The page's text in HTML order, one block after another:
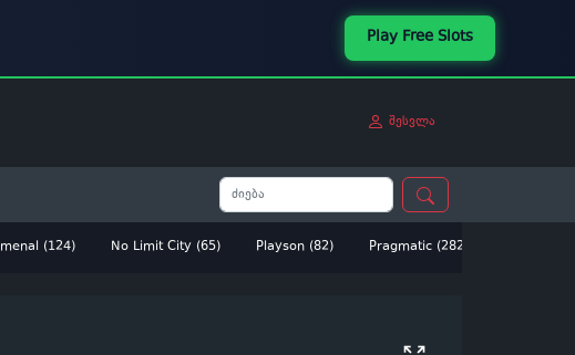
Play Free Slots
შესვლა
(124) No Limit City (65) Playson (82) Pragmatic (282)